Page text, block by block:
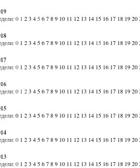
0 1 2 3 4 5 6 7 8 9 10 11 12 13 14 15 16 17 18 19 20
0 1 2 3 4 5 6 7 8 9 10 11 12 13 14 15 16 17 18 19 20
0 1 2 3 4 5 6 7 8 9 10 11 12 13 14 15 16 17 18 19 20
0 1 2 3 4 5 6 7 8 9 10 11 12 13 14 15 16 17 18 19 20
0 1 2 3 4 5 6 7 8 9 10 11 12 13 14 15 16 17 18 19 20
0 1 2 3 4 5 6 7 8 9 10 11 12 13 14 15 16 17 18 19 20
0 1 2 3 4 5 6 7 8 9 10 11 12 13 14 15 16 17 18 19 20